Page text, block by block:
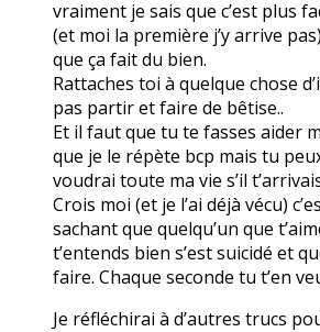
vraiment je sais que c’est plus
(et moi la première j’y arrive
que ça fait du bien.
Rattaches toi à quelque chose
pas partir et faire de bêtise..
Et il faut que tu te fasses aider
que je le répète bcp mais tu
voudrai toute ma vie s’il
Crois moi (et je l’ai déjà vécu)
sachant que quelqu’un que
t’entends bien s’est suicidé et
faire. Chaque seconde tu t’en
Je réfléchirai à d’autres trucs